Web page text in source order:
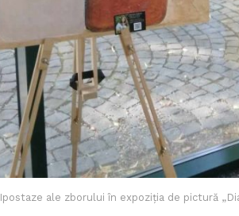
Ipostaze ale zborului în expoziția de pictură